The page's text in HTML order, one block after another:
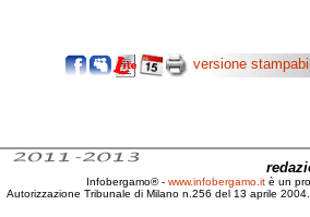
versione
Infobergamo® - www.infobergamo.it è un
Autorizzazione Tribunale di Milano n.256 del 13 aprile